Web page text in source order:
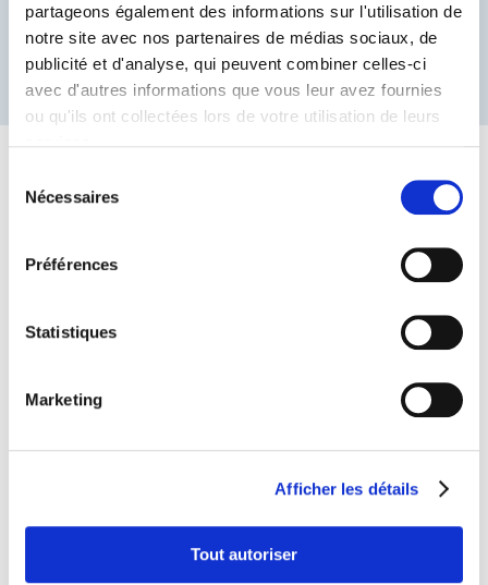
partageons également des informations sur l'utilisation de
notre site avec nos partenaires de médias sociaux, de
publicité et d'analyse, qui peuvent combiner celles-ci
avec d'autres informations que vous leur avez fournies
ou qu'ils ont collectées lors de votre utilisation de leurs
Nécessaires
Préférences
Statistiques
Marketing
Afficher les détails
Tout autoriser
ACCÉDER ICI
La disponibilité des produits varie en fonction du
Bracco disponibles sur votre marché, veuillez visiter
le site ci-dessous.